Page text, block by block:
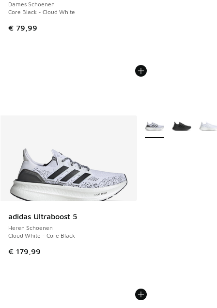
Dames Schoenen
Core Black - Cloud White
€ 79,99
adidas Ultraboost 5
Heren Schoenen
Cloud White - Core Black
€ 179,99
Meer kleuren